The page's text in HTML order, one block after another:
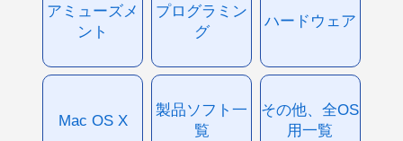
アミューズメ
ント
プログラミン
グ
ハードウェア
Mac OS X
製品ソフト一
覧
その他、全OS
用一覧